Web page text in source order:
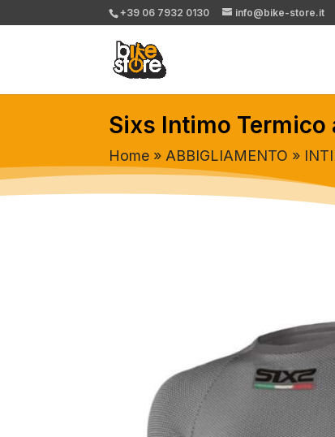
+39 06 7932 0130 info@bike-store.it
Sixs Intimo Termico
Home » ABBIGLIAMENTO »